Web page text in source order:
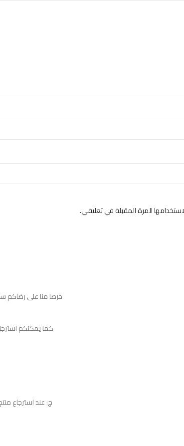
المرة المقبلة في تعليقي.
حرصا منا على رضاكم
كما يمكنكم